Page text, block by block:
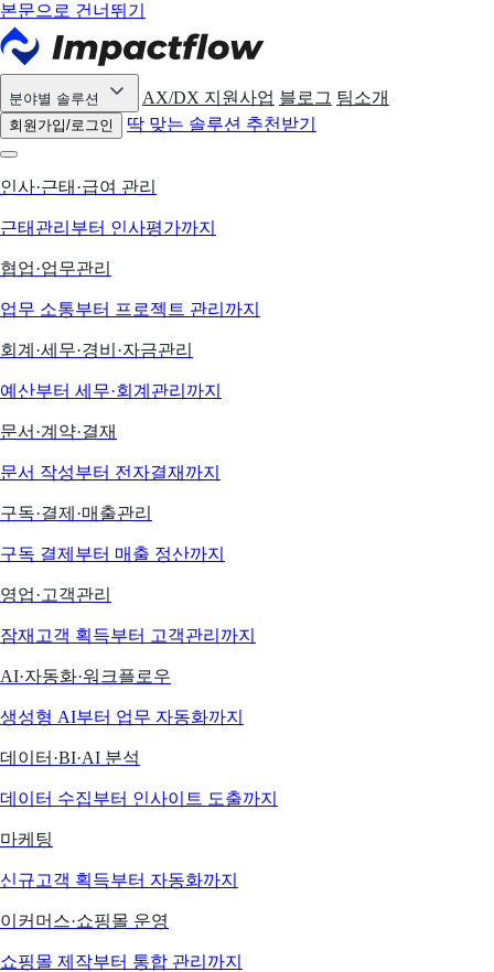
본문으로 건너뛰기
분야별 솔루션 AX/DX 지원사업 블로그 팀소개
회원가입/로그인 딱 맞는 솔루션 추천받기
인사·근태·급여 관리
근태관리부터 인사평가까지
협업·업무관리
업무 소통부터 프로젝트 관리까지
회계·세무·경비·자금관리
예산부터 세무·회계관리까지
문서·계약·결재
문서 작성부터 전자결재까지
구독·결제·매출관리
구독 결제부터 매출 정산까지
영업·고객관리
잠재고객 획득부터 고객관리까지
AI·자동화·워크플로우
생성형 AI부터 업무 자동화까지
데이터·BI·AI 분석
데이터 수집부터 인사이트 도출까지
마케팅
신규고객 획득부터 자동화까지
이커머스·쇼핑몰 운영
쇼핑몰 제작부터 통합 관리까지